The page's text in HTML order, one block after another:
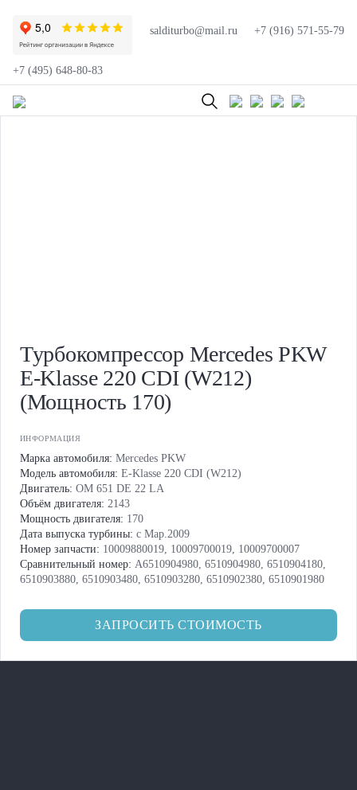
salditurbo@mail.ru +7 (916) 571-55-79
+7 (495) 648-80-83
Турбокомпрессор Mercedes PKW
E-Klasse 220 CDI (W212)
(Мощность 170)
ИНФОРМАЦИЯ
Марка автомобиля: Mercedes PKW
Модель автомобиля: E-Klasse 220 CDI (W212)
Двигатель: OM 651 DE 22 LA
Объём двигателя: 2143
Мощность двигателя: 170
Дата выпуска турбины: с Мар.2009
Номер запчасти: 10009880019, 10009700019, 10009700007
Сравнительный номер: A6510904980, 6510904980, 6510904180,
6510903880, 6510903480, 6510903280, 6510902380, 6510901980
ЗАПРОСИТЬ СТОИМОСТЬ